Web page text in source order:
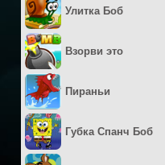
Улитка Боб
Взорви это
Пираньи
Губка Спанч Боб